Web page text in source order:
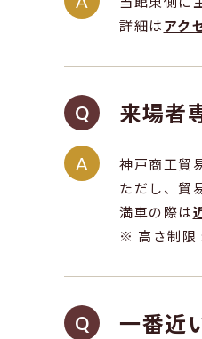
詳細はアク
来場者
神戸商工貿
ただし、貿
満車の際は
※ 高さ制限
一番近